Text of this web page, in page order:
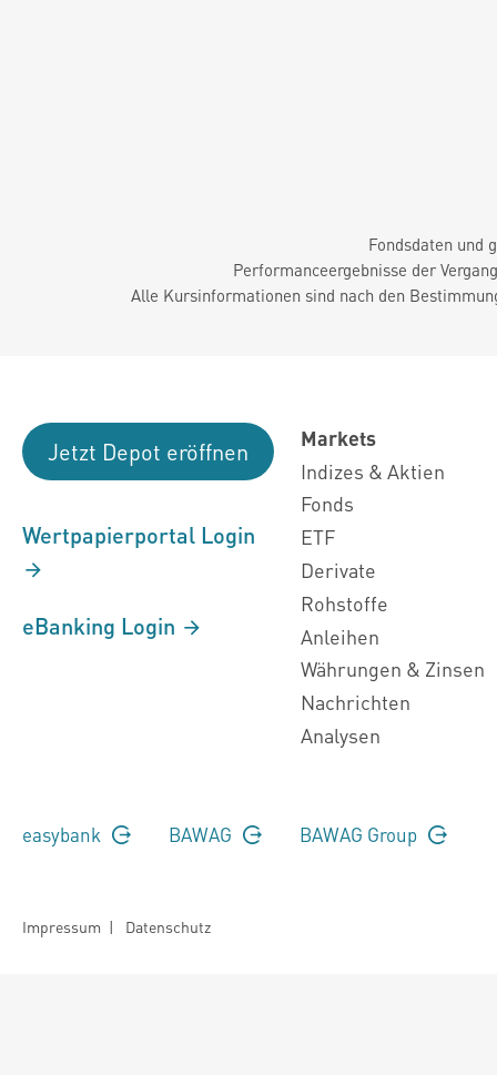
Fondsdaten und
Performanceergebnisse der
Alle Kursinformationen sind nach den
Jetzt Depot eröffnen
Wertpapierportal Login
eBanking Login
Markets
Indizes & Aktien
Fonds
ETF
Derivate
Rohstoffe
Anleihen
Währungen & Zinsen
Nachrichten
Analysen
easybank BAWAG BAWAG Group
Impressum | Datenschutz